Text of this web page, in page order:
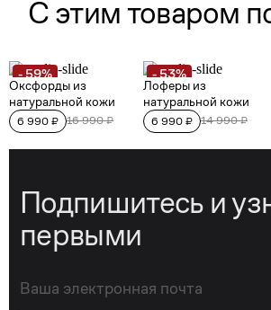
Подпишитесь и
первыми